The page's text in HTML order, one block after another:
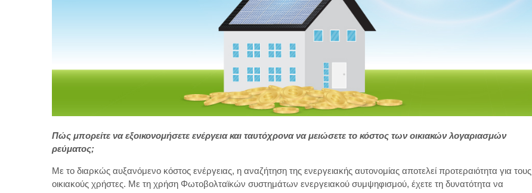
Πώς μπορείτε να εξοικονομήσετε ενέργεια και ταυτόχρονα να μειώσετε το κόστος των οικιακών λογαριασμών
ρεύματος;
Με το διαρκώς αυξανόμενο κόστος ενέργειας, η αναζήτηση της ενεργειακής αυτονομίας αποτελεί προτεραιότητα για τους
οικιακούς χρήστες. Με τη χρήση Φωτοβολταϊκών συστημάτων ενεργειακού συμψηφισμού, έχετε τη δυνατότητα να